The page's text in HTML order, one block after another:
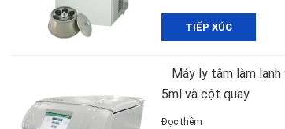
TIẾP XÚC
Máy ly tâm làm
5ml và cột quay
Đọc thêm